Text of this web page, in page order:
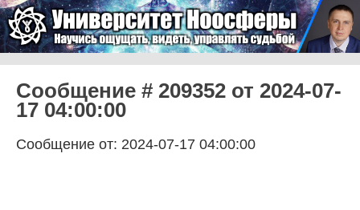
Университет Ноосферы
Сообщение # 209352 от 2024-07-
17 04:00:00
Сообщение от: 2024-07-17 04:00:00